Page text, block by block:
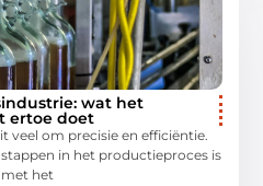
wat het
ertoe doet
veel om precisie en efficiëntie.
in het productieproces is
het